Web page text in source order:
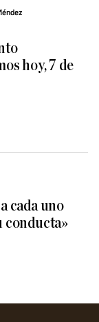
hoy, 7 de
cada uno
conducta»